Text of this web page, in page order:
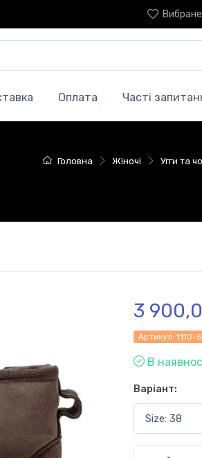
Вибране
Оплата Часті
Головна Жіночі Угги та
3
Артикул: 1110-
В
Варіант: